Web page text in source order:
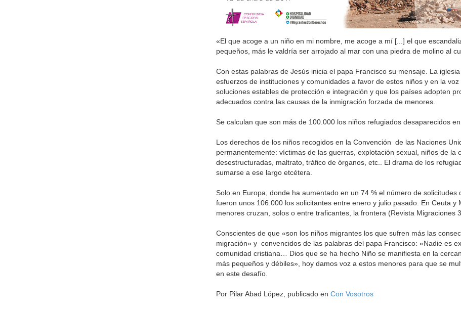
«El que acoge a un niño en mi nombre, me acoge a mí [...] el que
pequeños, más le valdría ser arrojado al mar con una piedra de molino al
Con estas palabras de Jesús inicia el papa Francisco su mensaje. La
esfuerzos de instituciones y comunidades a favor de estos niños y en la
soluciones estables de protección e integración y que los países adopten
adecuados contra las causas de la inmigración forzada de menores.
Se calculan que son más de 100.000 los niños refugiados desaparecidos
Los derechos de los niños recogidos en la Convención de las Naciones
permanentemente: víctimas de las guerras, explotación sexual, niños de la
desestructuradas, maltrato, tráfico de órganos, etc.. El drama de los
sumarse a ese largo etcétera.
Solo en Europa, donde ha aumentado en un 74 % el número de solicitudes
fueron unos 106.000 los solicitantes entre enero y julio pasado. En Ceuta y
menores cruzan, solos o entre traficantes, la frontera (Revista Migraciones
Conscientes de que «son los niños migrantes los que sufren más las
migración» y convencidos de las palabras del papa Francisco: «Nadie es
comunidad cristiana… Dios que se ha hecho Niño se manifiesta en la
más pequeños y débiles», hoy damos voz a estos menores para que se
en este desafío.
Por Pilar Abad López, publicado en Con Vosotros